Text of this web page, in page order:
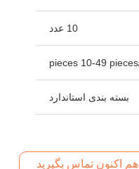
10 عدد
بسته بندی استاندارد
هم اکنون تماس بگیرید